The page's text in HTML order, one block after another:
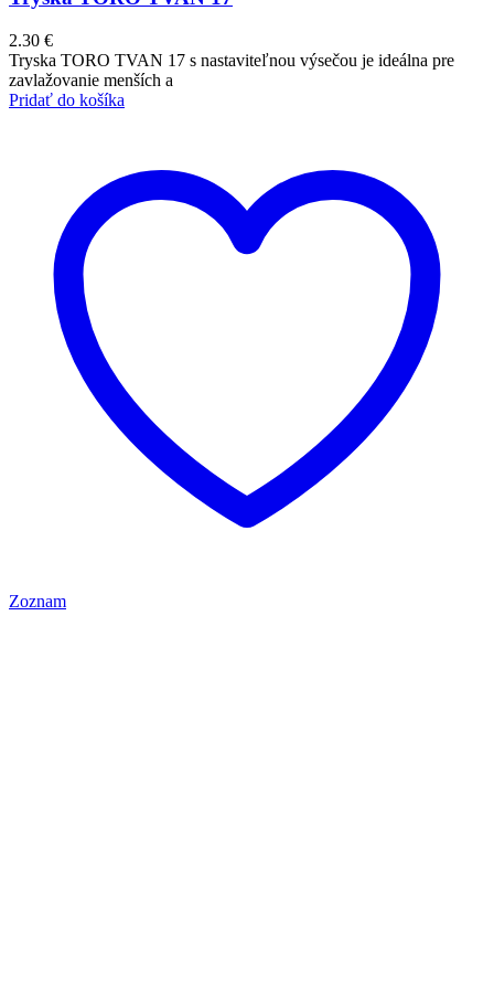
2.30 €
Tryska TORO TVAN 17 s nastaviteľnou výsečou je ideálna pre
zavlažovanie menších a
Pridať do košíka
Zoznam